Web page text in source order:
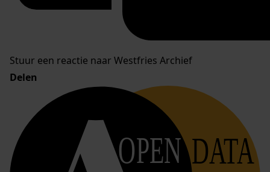
Stuur een reactie naar Westfries Archief
Delen
OPEN DATA